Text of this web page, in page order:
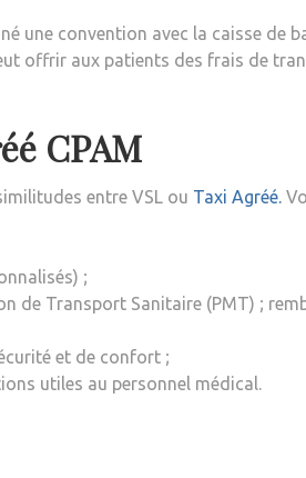
une convention avec la caisse de
offrir aux patients des frais de
CPAM
entre VSL ou Taxi Agréé.
;
de Transport Sanitaire (PMT) ;
et de confort ;
utiles au personnel médical.